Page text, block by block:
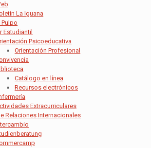
La Iguana
Pulpo
Estudiantil
Psicoeducativa
Orientación Profesional
Catálogo en línea
Recursos electrónicos
Extracurriculares
Relaciones Internacionales